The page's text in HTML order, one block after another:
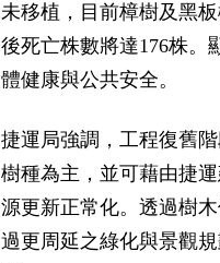
未移植，目前樟樹及黑
後死亡株數將達176株。
體健康與公共安全。
捷運局強調，工程復舊
樹種為主，並可藉由捷
源更新正常化。透過樹
過更周延之綠化與景觀